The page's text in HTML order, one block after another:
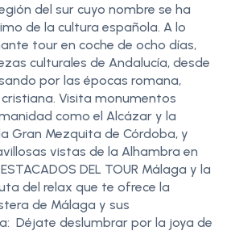
del sur cuyo nombre se ha
de la cultura española. A lo
tour en coche de ocho días,
culturales de Andalucía, desde
por las épocas romana,
Visita monumentos
como el Alcázar y la
Gran Mezquita de Córdoba, y
vistas de la Alhambra en
DEL TOUR Málaga y la
del relax que te ofrece la
de Málaga y sus
Déjate deslumbrar por la joya de